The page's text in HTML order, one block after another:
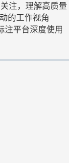
注，理解高质量
的工作视角
注平台深度使用